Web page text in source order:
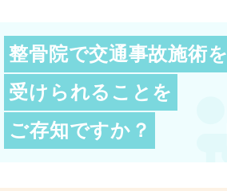
整骨院で交通事故施術を
受けられることを
ご存知ですか？